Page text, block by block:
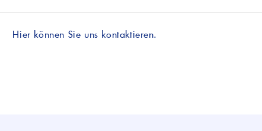
Hier können Sie uns kontaktieren.